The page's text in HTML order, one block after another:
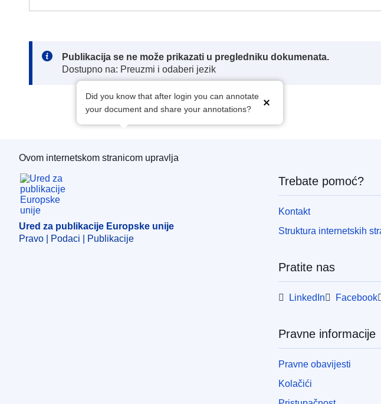
Note:
Publikacija se ne može prikazati u pregledniku dokumenata.
Dostupno na: Preuzmi i odaberi jezik
Did you know that after login you can annotate
your document and share your annotations?
Ured za publikacije Europske unije
Ovom internetskom stranicom upravlja
Ured za publikacije Europske unije
Pravo | Podaci | Publikacije
Trebate pomoć?
Kontakt
Struktura internetskih
Pratite nas
LinkedIn Facebook
Pravne informacije
Pravne obavijesti
Kolačići